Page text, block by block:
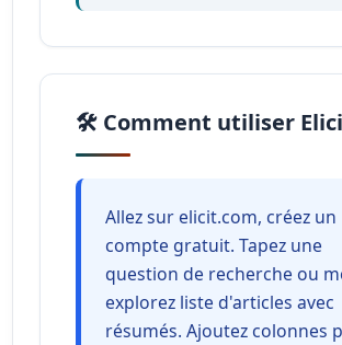
🛠️ Comment utiliser
Allez sur elicit.com, créez un
compte gratuit. Tapez une
question de recherche ou
explorez liste d'articles avec
résumés. Ajoutez colonnes